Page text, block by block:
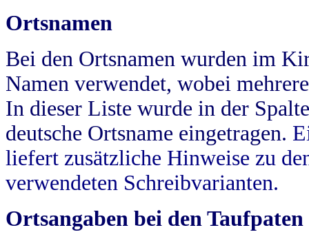
Ortsnamen
Bei den Ortsnamen wurden im
Namen verwendet, wobei
In dieser Liste wurde in der
deutsche Ortsname eingetragen.
liefert zusätzliche Hinweise zu
verwendeten Schreibvarianten.
Ortsangaben bei den Taufpaten